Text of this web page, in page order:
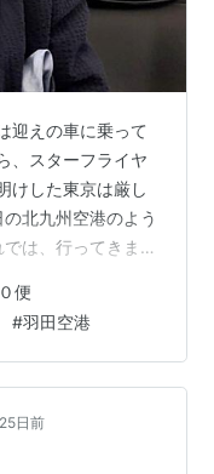
迎えの車に乗って
、スターフライヤ
けした東京は厳し
北九州空港のよう
は、行ってきます
します。理事長
です。その他、
延期になりまし
先生との対談本
）、１１月に出
パニー』…
便
#羽田空港
25日前